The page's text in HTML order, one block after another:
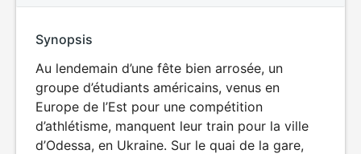
Synopsis
Au lendemain d’une fête bien arrosée, un
groupe d’étudiants américains, venus en
Europe de l’Est pour une compétition
d’athlétisme, manquent leur train pour la ville
d’Odessa, en Ukraine. Sur le quai de la gare,